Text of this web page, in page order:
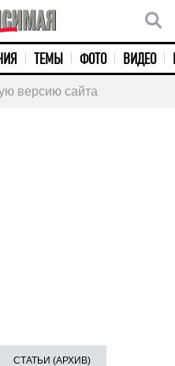
ТЕМЫ ФОТО ВИДЕО
версию сайта
СТАТЬИ (АРХИВ)